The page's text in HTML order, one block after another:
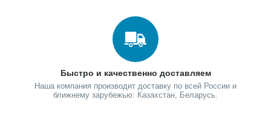
Быстро и качественно доставляем
Наша компания производит доставку по всей России и
ближнему зарубежью: Казахстан, Беларусь.